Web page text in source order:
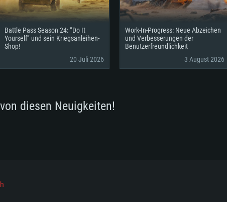
Battle Pass Season 24: “Do It
Yourself” und sein Kriegsanleihen-
Shop!
20 Juli 2026
Work-In-Progress: Neue Abzeichen
und Verbesserungen der
Benutzerfreundlichkeit
3 August 2026
diesen Neuigkeiten!